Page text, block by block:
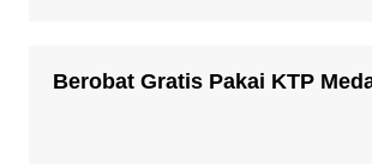
Berobat Gratis Pakai KTP